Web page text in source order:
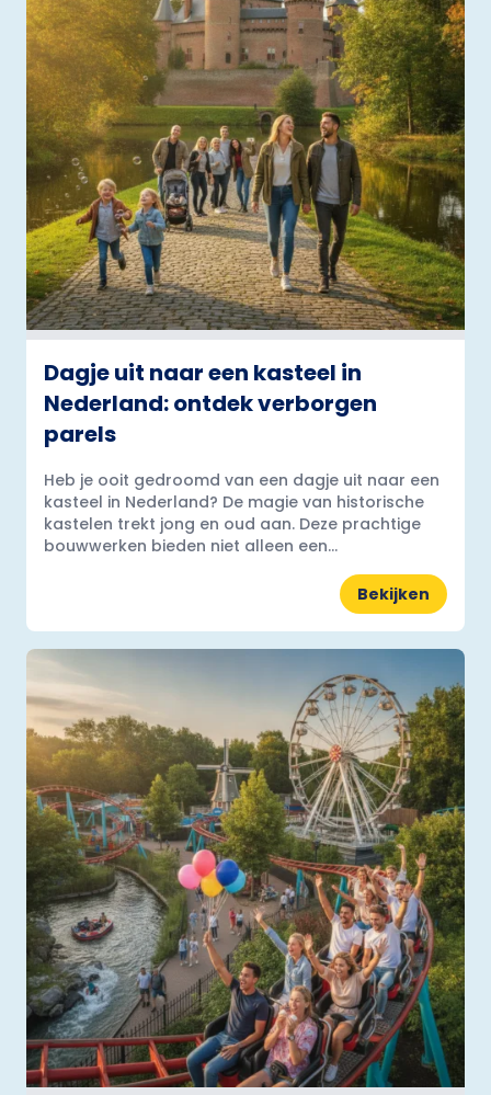
Dagje uit naar een kasteel in
Nederland: ontdek verborgen
parels
Heb je ooit gedroomd van een dagje uit naar een
kasteel in Nederland? De magie van historische
kastelen trekt jong en oud aan. Deze prachtige
bouwwerken bieden niet alleen een...
Bekijken